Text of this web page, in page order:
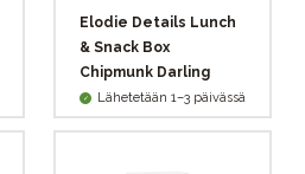
Elodie Details Lunch
& Snack Box
Chipmunk Darling
Lähetetään 1–3 päivässä